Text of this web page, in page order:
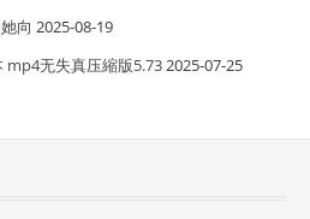
向 2025-08-19
mp4无失真压縮版5.732025-07-25